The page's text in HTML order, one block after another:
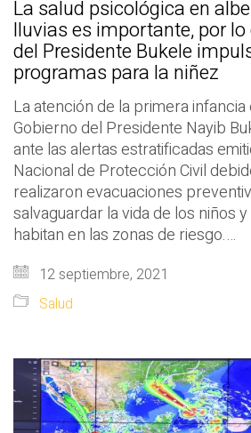
La salud psicológica en
lluvias es importante, por lo
del Presidente Bukele
programas para la niñez
La atención de la primera
Gobierno del Presidente Nayib
ante las alertas estratificadas
Nacional de Protección Civil
realizaron evacuaciones
salvaguardar la vida de los niños
habitan en las zonas de riesgo.…
12 septiembre, 2021
Salud